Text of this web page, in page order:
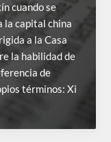
cuando se
la capital china
a la Casa
la habilidad de
de
términos: Xi